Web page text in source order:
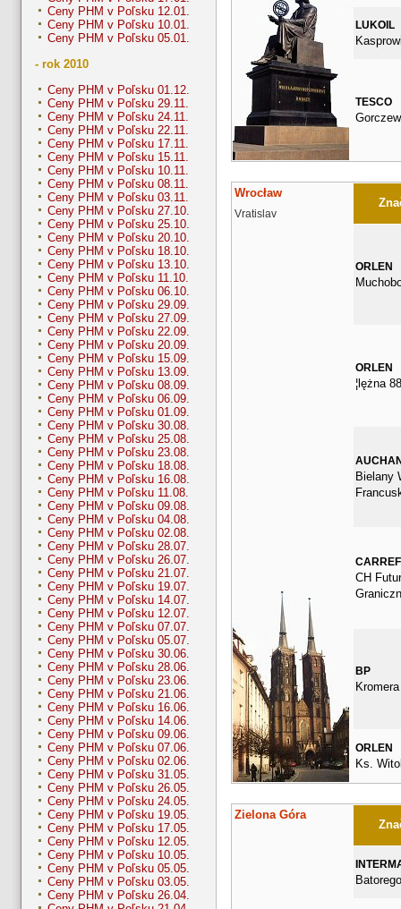
Ceny PHM v Poľsku 12.01.
Ceny PHM v Poľsku 10.01.
Ceny PHM v Poľsku 05.01.
- rok 2010
Ceny PHM v Poľsku 01.12.
Ceny PHM v Poľsku 29.11.
Ceny PHM v Poľsku 24.11.
Ceny PHM v Poľsku 22.11.
Ceny PHM v Poľsku 17.11.
Ceny PHM v Poľsku 15.11.
Ceny PHM v Poľsku 10.11.
Ceny PHM v Poľsku 08.11.
Ceny PHM v Poľsku 03.11.
Ceny PHM v Poľsku 27.10.
Ceny PHM v Poľsku 25.10.
Ceny PHM v Poľsku 20.10.
Ceny PHM v Poľsku 18.10.
Ceny PHM v Poľsku 13.10.
Ceny PHM v Poľsku 11.10.
Ceny PHM v Poľsku 06.10.
Ceny PHM v Poľsku 29.09.
Ceny PHM v Poľsku 27.09.
Ceny PHM v Poľsku 22.09.
Ceny PHM v Poľsku 20.09.
Ceny PHM v Poľsku 15.09.
Ceny PHM v Poľsku 13.09.
Ceny PHM v Poľsku 08.09.
Ceny PHM v Poľsku 06.09.
Ceny PHM v Poľsku 01.09.
Ceny PHM v Poľsku 30.08.
Ceny PHM v Poľsku 25.08.
Ceny PHM v Poľsku 23.08.
Ceny PHM v Poľsku 18.08.
Ceny PHM v Poľsku 16.08.
Ceny PHM v Poľsku 11.08.
Ceny PHM v Poľsku 09.08.
Ceny PHM v Poľsku 04.08.
Ceny PHM v Poľsku 02.08.
Ceny PHM v Poľsku 28.07.
Ceny PHM v Poľsku 26.07.
Ceny PHM v Poľsku 21.07.
Ceny PHM v Poľsku 19.07.
Ceny PHM v Poľsku 14.07.
Ceny PHM v Poľsku 12.07.
Ceny PHM v Poľsku 07.07.
Ceny PHM v Poľsku 05.07.
Ceny PHM v Poľsku 30.06.
Ceny PHM v Poľsku 28.06.
Ceny PHM v Poľsku 23.06.
Ceny PHM v Poľsku 21.06.
Ceny PHM v Poľsku 16.06.
Ceny PHM v Poľsku 14.06.
Ceny PHM v Poľsku 09.06.
Ceny PHM v Poľsku 07.06.
Ceny PHM v Poľsku 02.06.
Ceny PHM v Poľsku 31.05.
Ceny PHM v Poľsku 26.05.
Ceny PHM v Poľsku 24.05.
Ceny PHM v Poľsku 19.05.
Ceny PHM v Poľsku 17.05.
Ceny PHM v Poľsku 12.05.
Ceny PHM v Poľsku 10.05.
Ceny PHM v Poľsku 05.05.
Ceny PHM v Poľsku 03.05.
Ceny PHM v Poľsku 26.04.
LUKOIL
TESCO
Wrocław
Vratislav
ORLEN
ORLEN
¦lężna
Bielany
CH
BP
ORLEN
Ks.
Zielona Góra